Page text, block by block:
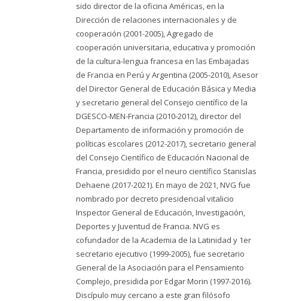
sido director de la oficina Américas, en la
Dirección de relaciones internacionales y de
cooperación (2001-2005), Agregado de
cooperación universitaria, educativa y promoción
de la cultura-lengua francesa en las Embajadas
de Francia en Perú y Argentina (2005-2010), Asesor
del Director General de Educación Básica y Media
y secretario general del Consejo científico de la
DGESCO-MEN-Francia (2010-2012), director del
Departamento de información y promoción de
políticas escolares (2012-2017), secretario general
del Consejo Científico de Educación Nacional de
Francia, presidido por el neuro científico Stanislas
Dehaene (2017-2021). En mayo de 2021, NVG fue
nombrado por decreto presidencial vitalicio
Inspector General de Educación, Investigación,
Deportes y Juventud de Francia. NVG es
cofundador de la Academia de la Latinidad y 1er
secretario ejecutivo (1999-2005), fue secretario
General de la Asociación para el Pensamiento
Complejo, presidida por Edgar Morin (1997-2016).
Discípulo muy cercano a este gran filósofo